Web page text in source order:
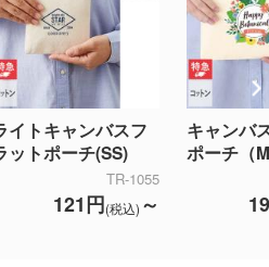
イトキャンバスフ
ットポーチ(SS)
TR-1055
121円(税込) ～
キャンバ
ポーチ（